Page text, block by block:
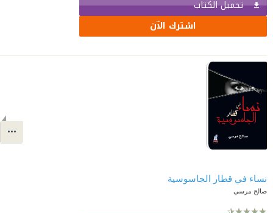
تحميل الكتاب
اشترك الآن
نساء في قطار الجاسوسية
صالح مرسي